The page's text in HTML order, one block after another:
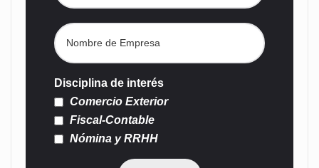
Disciplina de interés
Comercio Exterior
Fiscal-Contable
Nómina y RRHH